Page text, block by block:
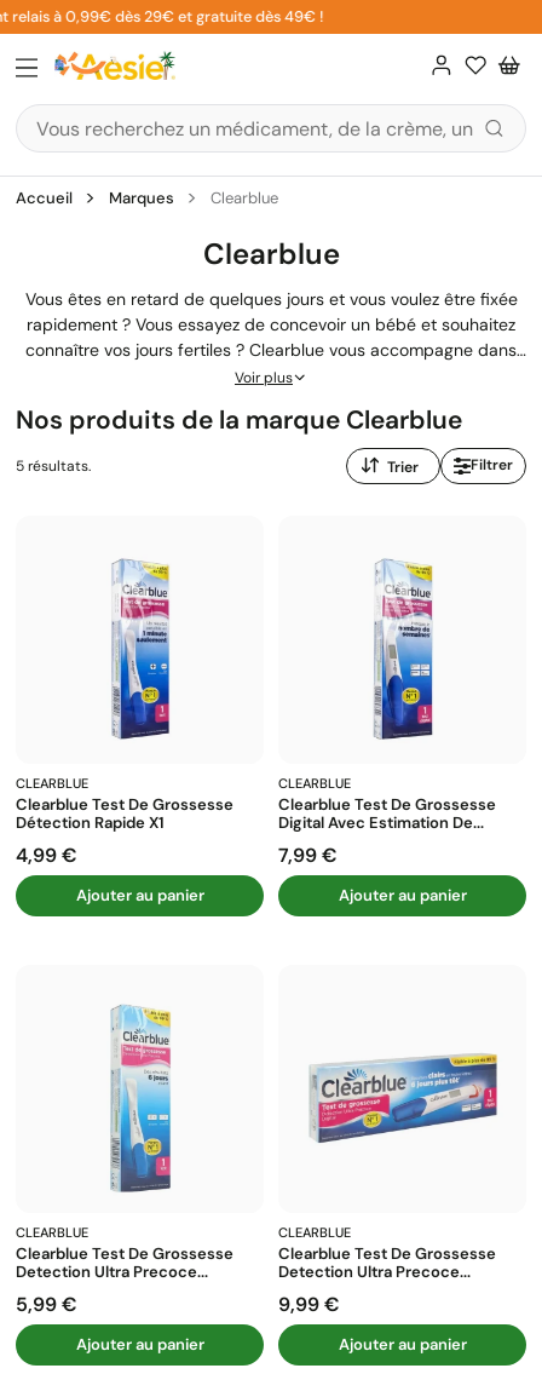
Aller
au
contenu
à 0,99€ dès 29€ et gratuite dès 49€ !
Accueil Marques Clearblue
Clearblue
Vous êtes en retard de quelques jours et vous voulez être fixée
rapidement ? Vous essayez de concevoir un bébé et souhaitez
connaître vos jours fertiles ? Clearblue vous accompagne dans
ces moments clés avec des tests fiables et faciles à utiliser.
une gamme complète de tests de grossesse et d'ovulation, du
test rapide au digital avancé avec estimation de l'âge de
grossesse. Sur Aesiel.com, retrouvez tous les produits Clearblue
Voir plus
Nos produits de la marque Clearblue
5 résultats.
Trier
par
Filtrer
CLEARBLUE
Clearblue Test De Grossesse
Détection Rapide X1
Prix
4,99 €
Ajouter au panier
CLEARBLUE
Clearblue Test De Grossesse
Digital Avec Estimation De...
Prix
7,99 €
Ajouter au panier
CLEARBLUE
Clearblue Test De Grossesse
Detection Ultra Precoce...
Prix
5,99 €
Ajouter au panier
CLEARBLUE
Clearblue Test De Grossesse
Detection Ultra Precoce...
Prix
9,99 €
Ajouter au panier